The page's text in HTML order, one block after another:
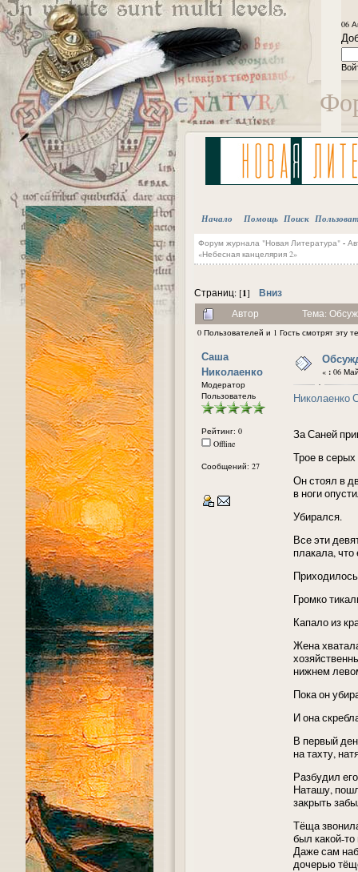
06
Начало Помощь Поиск
Форум журнала "Новая Литература"-
«Небесная канцелярия 2»
Страниц: [1] Вниз
Автор Тема:
0 Пользователей и 1 Гость смотрят эту
Саша
Николаенко
Модератор
Пользователь
Рейтинг: 0
Offline
Сообщений: 27
« : 06
Николаенко
За Саней
Трое в
Он стоял в
в ноги
Убирался.
Все эти
плакала,
Громко
Капало из
Жена
нижнем
Пока он
И она
В первый
на тахту,
Разбудил
Наташу,
закрыть
Тёща
был какой-
Даже сам
дочерью